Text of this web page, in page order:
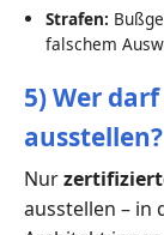
Strafen:
falschem
5) Wer
ausstellen?
Nur
ausstellen – in